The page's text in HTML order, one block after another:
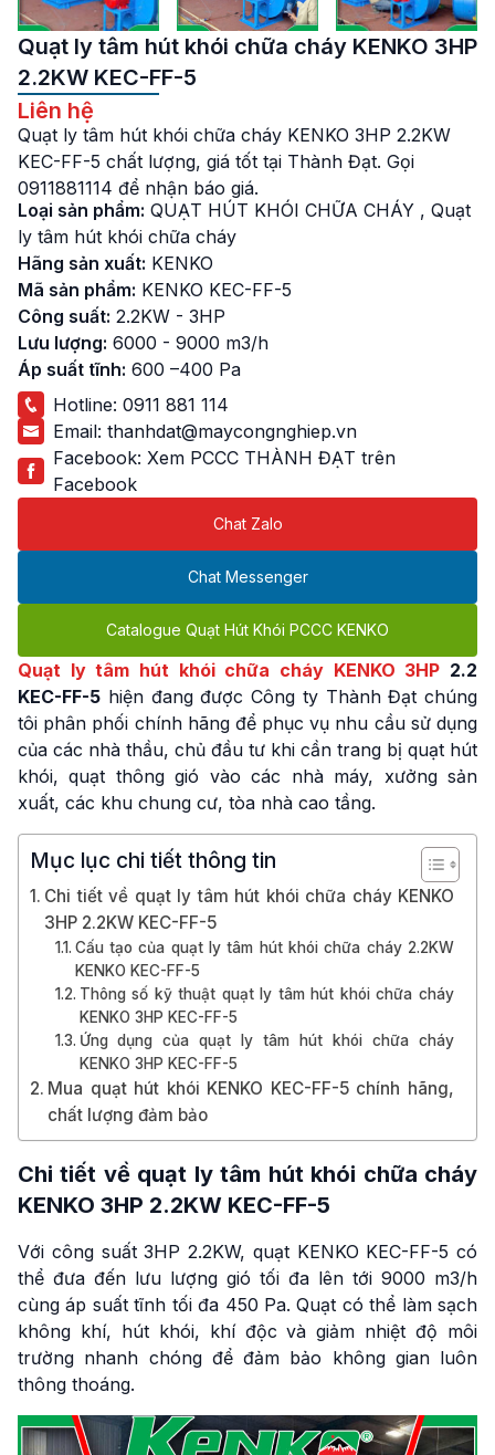
Quạt ly tâm hút khói chữa cháy KENKO 3HP
2.2KW KEC-FF-5
Liên hệ
Quạt ly tâm hút khói chữa cháy KENKO 3HP 2.2KW
KEC-FF-5 chất lượng, giá tốt tại Thành Đạt. Gọi
0911881114 để nhận báo giá.
Loại sản phẩm: QUẠT HÚT KHÓI CHỮA CHÁY , Quạt
ly tâm hút khói chữa cháy
Hãng sản xuất: KENKO
Mã sản phẩm: KENKO KEC-FF-5
Công suất: 2.2KW - 3HP
Lưu lượng: 6000 - 9000 m3/h
Áp suất tĩnh: 600 –400 Pa
Hotline: 0911 881 114
Email: thanhdat@maycongnghiep.vn
Facebook: Xem PCCC THÀNH ĐẠT trên
Facebook
Chat Zalo
Chat Messenger
Catalogue Quạt Hút Khói PCCC KENKO
Quạt ly tâm hút khói chữa cháy KENKO 3HP 2.2
KEC-FF-5 hiện đang được Công ty Thành Đạt chúng
tôi phân phối chính hãng để phục vụ nhu cầu sử dụng
của các nhà thầu, chủ đầu tư khi cần trang bị quạt hút
khói, quạt thông gió vào các nhà máy, xưởng sản
xuất, các khu chung cư, tòa nhà cao tầng.
Mục lục chi tiết thông tin
Chi tiết về quạt ly tâm hút khói chữa cháy KENKO
3HP 2.2KW KEC-FF-5
Cấu tạo của quạt ly tâm hút khói chữa cháy 2.2KW
KENKO KEC-FF-5
Thông số kỹ thuật quạt ly tâm hút khói chữa cháy
KENKO 3HP KEC-FF-5
Ứng dụng của quạt ly tâm hút khói chữa cháy
KENKO 3HP KEC-FF-5
Mua quạt hút khói KENKO KEC-FF-5 chính hãng,
chất lượng đảm bảo
Chi tiết về quạt ly tâm hút khói chữa cháy
KENKO 3HP 2.2KW KEC-FF-5
Với công suất 3HP 2.2KW, quạt KENKO KEC-FF-5 có
thể đưa đến lưu lượng gió tối đa lên tới 9000 m3/h
cùng áp suất tĩnh tối đa 450 Pa. Quạt có thể làm sạch
không khí, hút khói, khí độc và giảm nhiệt độ môi
trường nhanh chóng để đảm bảo không gian luôn
thông thoáng.